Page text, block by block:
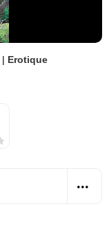
| Erotique